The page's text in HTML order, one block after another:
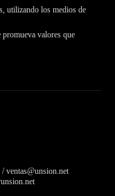
utilizando los medios de
valores que
ventas@unsion.net